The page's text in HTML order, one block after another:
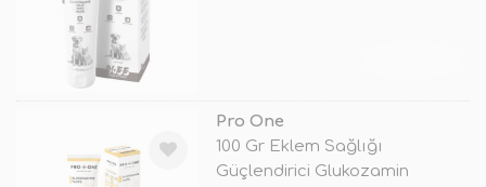
Pro One
100 Gr Eklem Sağlığı
Güçlendirici Glukozamin